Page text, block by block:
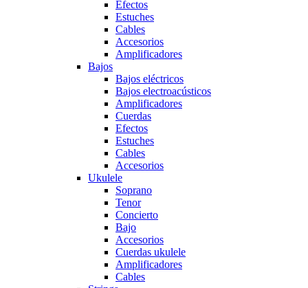
Efectos
Estuches
Cables
Accesorios
Amplificadores
Bajos
Bajos eléctricos
Bajos electroacústicos
Amplificadores
Cuerdas
Efectos
Estuches
Cables
Accesorios
Ukulele
Soprano
Tenor
Concierto
Bajo
Accesorios
Cuerdas ukulele
Amplificadores
Cables